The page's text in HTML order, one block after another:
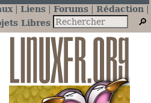
Liens Forums
Rédaction
Libres